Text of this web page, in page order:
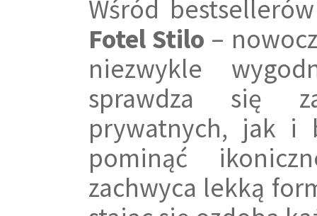
Wśród
Fotel Stilo –
niezwykle
sprawdza się
prywatnych, jak i
pominąć
zachwyca lekką